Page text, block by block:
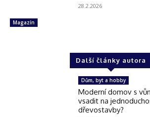
Magazín
28.2.2026
Další články autora
Dům, byt a hobby
Moderní domov s
vsadit na
dřevostavby?